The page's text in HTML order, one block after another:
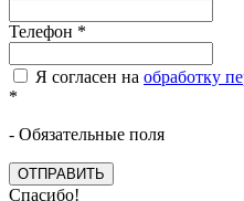
Телефон *
Я согласен на обработку
*
- Обязательные поля
ОТПРАВИТЬ
Спасибо!